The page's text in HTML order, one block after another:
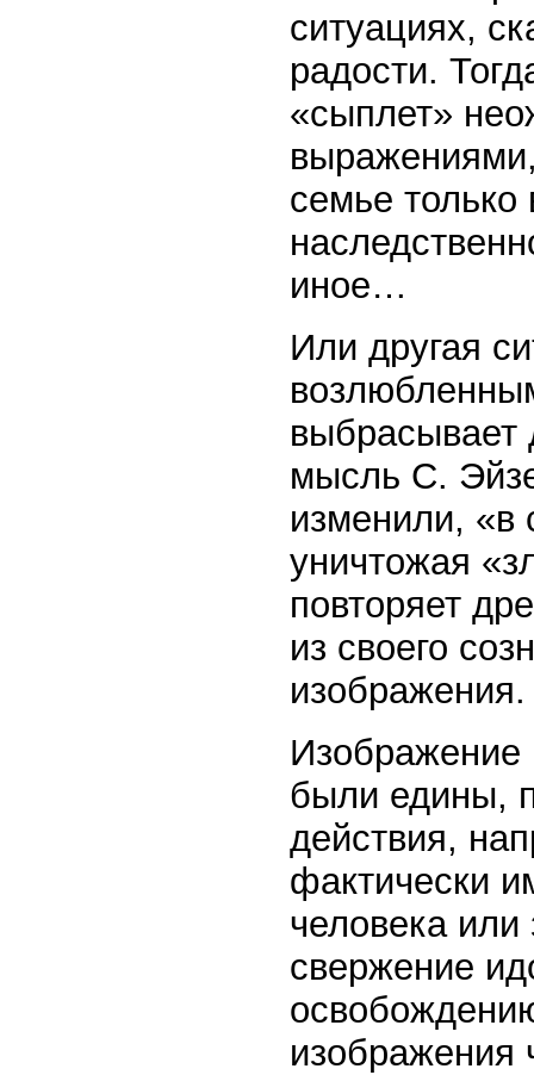
ситуациях,
радости.
«сыплет»
семье только
иное…
Или другая
выбрасывает
мысль С.
изменили, «в
уничтожая
повторяет
из своего
изображения.
Изображение
были едины,
действия,
фактически
человека или
свержение
изображения